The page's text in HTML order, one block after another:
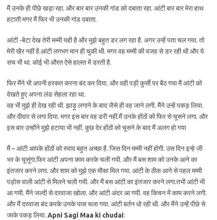
मैं उनके ही पीछे खड़ा रहा. और बार बार उनकी गांड को दबाता रहा. आंटी बार बार मेरा हाथ
हटाती मगर मैं फिर भी उनकी गांड दबाता.
आंटी -बेटा देख तेरी मम्मी यही है और मुझे बहुत डर लग रहा है. अगर उन्हें पता चल गया. तो
मेरी खैर नहीं है.आंटी लगभग मान ही चुकी थी. मगर वह मम्मी की वजह से डर रही थी और ये
सच भी था. कोई भी औरत ऐसे हालत में डरती है.
फिर मैंने भी अपनी हरकत करना बंद कर दिया. और वही पड़ी कुर्सी पर बैठ गया मैं आंटी को
देखते हुए अपना लंड सेहला रहा था.
वह भी मुझे ही देख रही थी. झाड़ू लगाने के बाद जैसे ही वह जाने लगी. मैंने उन्हें पकड़ लिया.
और दीवार से लगा दिया. मगर इस बार वह डरी नहीं.मैं उनके होंठों को फिर से चूसने लगा. और
इस बार उन्होंने मुझे हटाया भी नहीं. कुछ देर होंठों को चूसने के बाद मैं अलग हो गया
मैं – आंटी आपके होंठों को स्वाद बहुत अच्छा है. जिस दिन मम्मी नहीं होगी. उस दिन इन्हे जी
भर के चूसूंगा.फिर आंटी अपना काम करके चली गयी. और मैं बस शाम को उनके आने का
इंतजार करने लगा. और शाम को मुझे एक मौका मिल गया. आंटी के ठीक आने से पहल मम्मी
पड़ोस वाली आंटी से मिलने चली गयी. और मैं बस आंटी का इंतजार करने लगा.तभी आंटी भी
आ गयी. मैंने जल्दी से दरवाजा खोला. और आंटी अंदर आ गयी. वह किचन में काम करने लगी.
और मैं दरवाजा बंद करके उनके पास चला गया. आंटी बर्तन धो रही थी. और मैंने उन्हें पीछे से
जाके पकड़ लिया. Apni Sagi Maa ki chudai: